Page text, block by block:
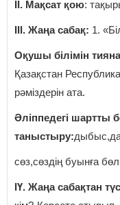
ІІ. Мақсат қою:
ІІІ. Жаңа сабақ: 1.
Оқушы білімін
Қазақстан
рәміздерін ата.
Әліппедегі шартты
таныстыру:
сөз,сөздің буынға
ІҮ. Жаңа сабақтан